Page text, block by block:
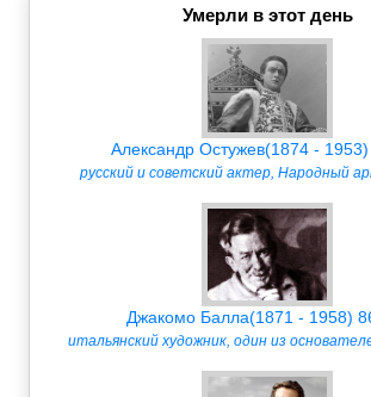
Умерли в этот день
Александр Остужев(1874 -
русский и советский актер, Народный
Джакомо Балла(1871 - 1958)
итальянский художник, один из